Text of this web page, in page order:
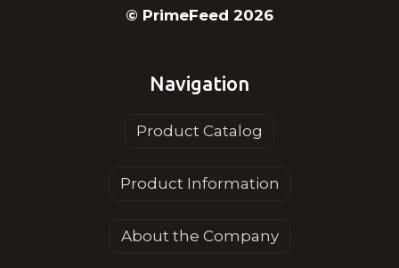
© PrimeFeed 2026
Navigation
Product Catalog
Product Information
About the Company